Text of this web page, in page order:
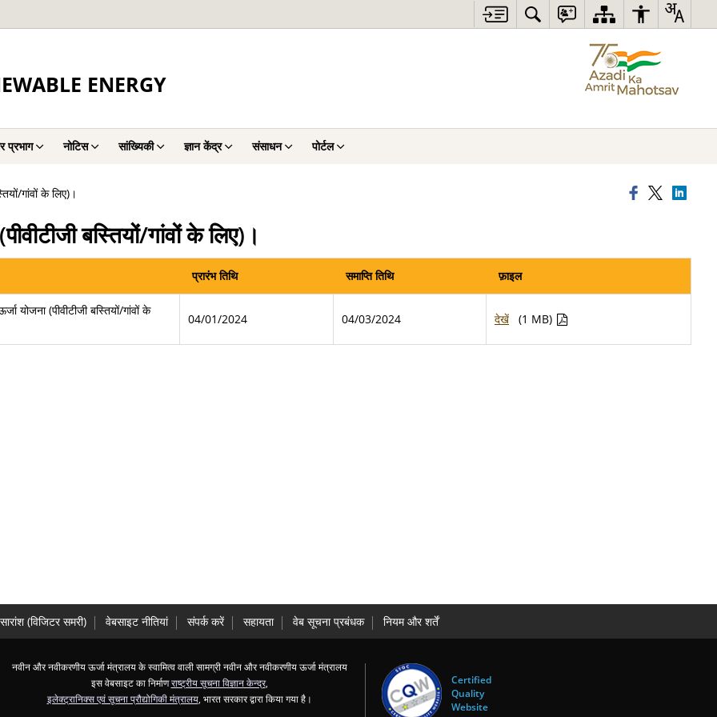
ENERGY
प्रभाग नोटिस सांख्यिकी ज्ञान केंद्र संसाधन पोर्टल
गांवों के लिए)।
बस्तियों/गांवों के लिए)।
प्रारंभ तिथि समाप्ति तिथि फ़ाइल
योजना (पीवीटीजी बस्तियों/गांवों के
04/01/2024 04/03/2024 देखें (1 MB)
(विज‍िटर समरी) वेबसाइट नीतियां संपर्क करें सहायता वेब सूचना प्रबंधक नियम और शर्तें
नवीन और नवीकरणीय ऊर्जा मंत्रालय के स्‍वामित्‍व वाली सामग्री नवीन और नवीकरणीय ऊर्जा मंत्रालय
इस वेबसाइट का निर्माणराष्ट्रीय सूचना विज्ञान केन्द्र,
इलेक्ट्रानिक्स एवं सूचना प्रौद्योगिकी मंत्रालय, भारत सरकार द्वारा किया गया है।
Certified
Quality
Website